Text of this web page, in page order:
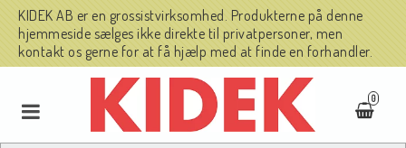
KIDEK AB er en grossistvirksomhed. Produkterne på denne
hjemmeside sælges ikke direkte til privatpersoner, men
kontakt os gerne for at få hjælp med at finde en forhandler.
0